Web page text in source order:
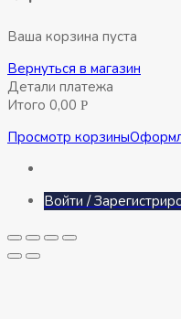
Ваша корзина пуста
Вернуться в магазин
Детали платежа
Итого 0,00 Р
Просмотр корзины
Войти /